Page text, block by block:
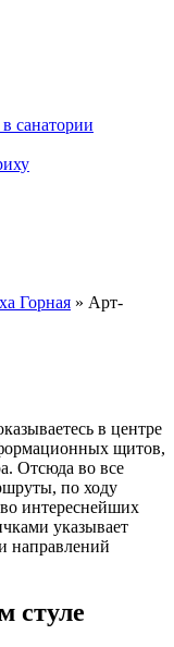
санатории
Горная » Арт-
в центре
щитов,
Отсюда во все
по ходу
интереснейших
указывает
направлений
стуле